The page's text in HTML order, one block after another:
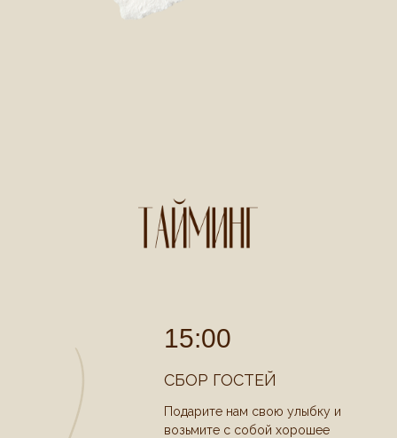
15:00
СБОР ГОСТЕЙ
Подарите нам свою улыбку и
возьмите с собой хорошее